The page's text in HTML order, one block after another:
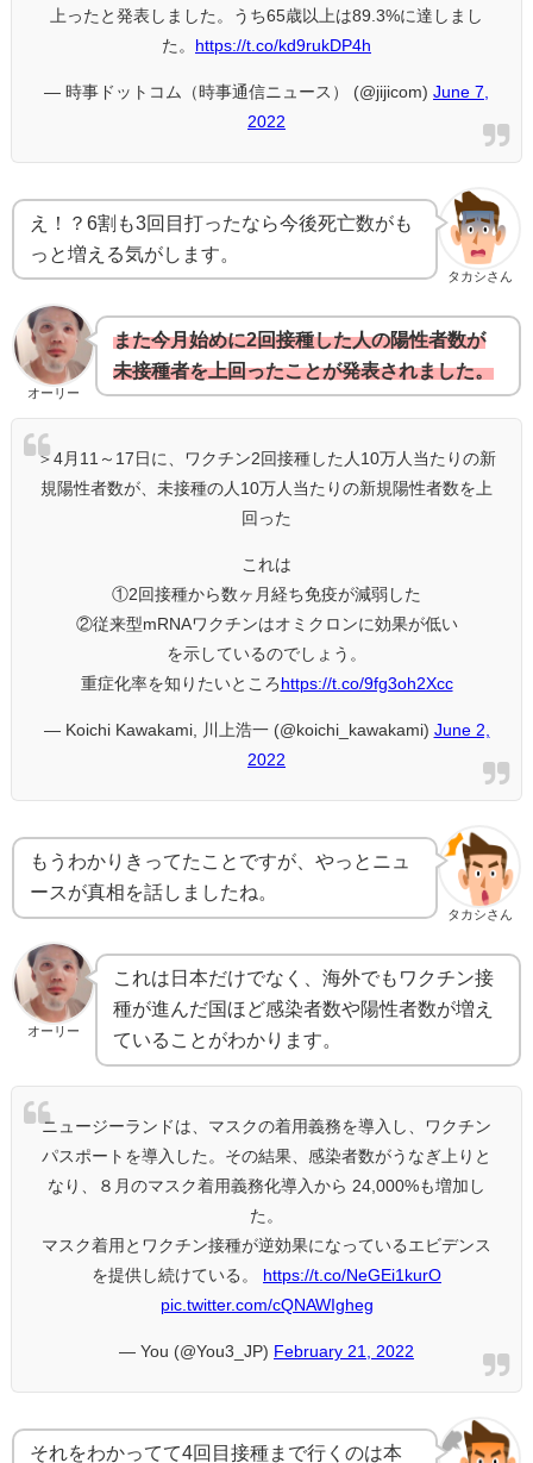
上ったと発表しました。うち65歳以上は89.3%に達しまし
た。 https://t.co/kd9rukDP4h
— 時事ドットコム（時事通信ニュース） (@jijicom) June 7,
2022
タカシさん
え！？6割も3回目打ったなら今後死亡数がも
っと増える気がします。
オーリー
また今月始めに2回接種した人の陽性者数が
未接種者を上回ったことが発表されました。
＞4月11～17日に、ワクチン2回接種した人10万人当たりの新
規陽性者数が、未接種の人10万人当たりの新規陽性者数を上
回った
これは
①2回接種から数ヶ月経ち免疫が減弱した
②従来型mRNAワクチンはオミクロンに効果が低い
を示しているのでしょう。
重症化率を知りたいところ https://t.co/9fg3oh2Xcc
— Koichi Kawakami, 川上浩一 (@koichi_kawakami) June 2,
2022
タカシさん
もうわかりきってたことですが、やっとニュ
ースが真相を話しましたね。
オーリー
これは日本だけでなく、海外でもワクチン接
種が進んだ国ほど感染者数や陽性者数が増え
ていることがわかります。
ニュージーランドは、マスクの着用義務を導入し、ワクチン
パスポートを導入した。その結果、感染者数がうなぎ上りと
なり、８月のマスク着用義務化導入から 24,000%も増加し
た。
マスク着用とワクチン接種が逆効果になっているエビデンス
を提供し続けている。 https://t.co/NeGEi1kurO
pic.twitter.com/cQNAWIgheg
— You (@You3_JP) February 21, 2022
それをわかってて4回目接種まで行くのは本